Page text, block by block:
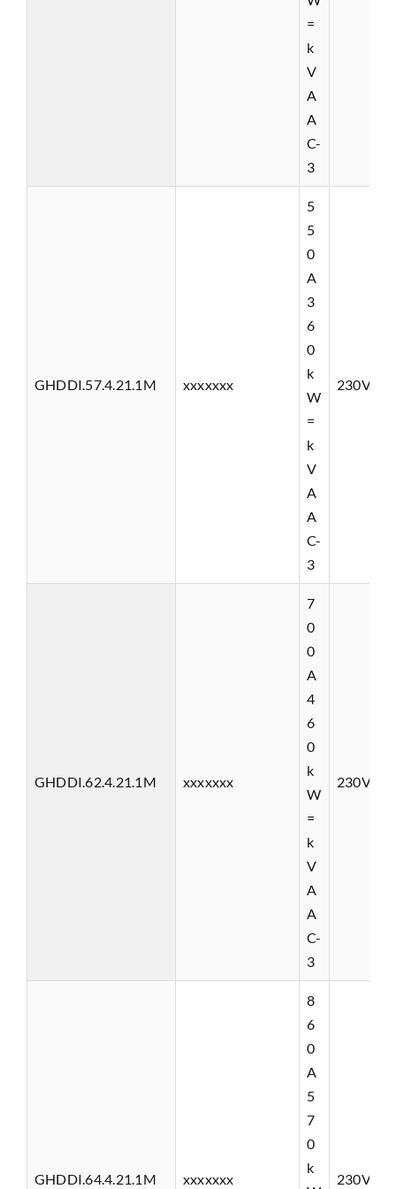
=
k
V
A
A
C-
3
GHDDI.57.4.21.1M xxxxxxx
5
5
0
A
3
6
0
k
W
=
k
V
A
A
C-
3
230VAC
GHDDI.62.4.21.1M xxxxxxx
7
0
0
A
4
6
0
k
W
=
k
V
A
A
C-
3
230VAC
GHDDI.64.4.21.1M xxxxxxx
8
6
0
A
5
7
0
k
230VAC